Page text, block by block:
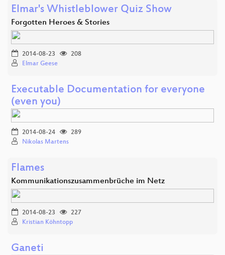
Elmar's Whistleblower Quiz Show
Forgotten Heroes & Stories
2014-08-23
208
Elmar Geese
Executable Documentation for everyone
(even you)
2014-08-24
289
Nikolas Martens
Flames
Kommunikationszusammenbrüche im Netz
2014-08-23
227
Kristian Köhntopp
Ganeti